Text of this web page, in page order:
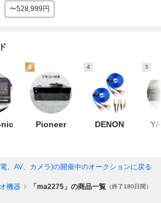
〜528,999円
3
Pioneer
4
DENON
5
、AV、カメラ)の開催中のオークションに戻る
機器 「ma2275」の商品一覧 （終了180日間）